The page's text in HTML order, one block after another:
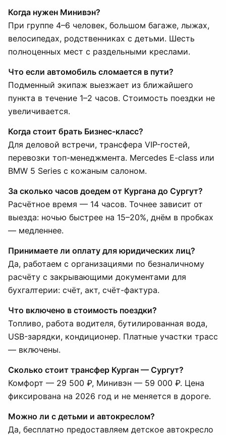
Когда нужен Минивэн?
При группе 4–6 человек, большом багаже, лыжах,
велосипедах, родственниках с детьми. Шесть
полноценных мест с раздельными креслами.
Что если автомобиль сломается в пути?
Подменный экипаж выезжает из ближайшего
пункта в течение 1–2 часов. Стоимость поездки не
увеличивается.
Когда стоит брать Бизнес-класс?
Для деловой встречи, трансфера VIP-гостей,
перевозки топ-менеджмента. Mercedes E-class или
BMW 5 Series с кожаным салоном.
За сколько часов доедем от Кургана до Сургут?
Расчётное время — 14 часов. Точнее зависит от
выезда: ночью быстрее на 15–20%, днём в пробках
— медленнее.
Принимаете ли оплату для юридических лиц?
Да, работаем с организациями по безналичному
расчёту с закрывающими документами для
бухгалтерии: счёт, акт, счёт-фактура.
Что включено в стоимость поездки?
Топливо, работа водителя, бутилированная вода,
USB-зарядки, кондиционер. Платные участки трасс
— включены.
Сколько стоит трансфер Курган — Сургут?
Комфорт — 29 500 ₽, Минивэн — 59 000 ₽. Цена
фиксирована на 2026 год и не меняется в дороге.
Можно ли с детьми и автокреслом?
Да, бесплатно предоставляем детское автокресло